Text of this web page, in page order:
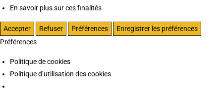
En savoir plus sur ces finalités
Accepter Refuser Préférences
Enregistrer les préférences
Préférences
Politique de cookies
Politique d’utilisation des cookies